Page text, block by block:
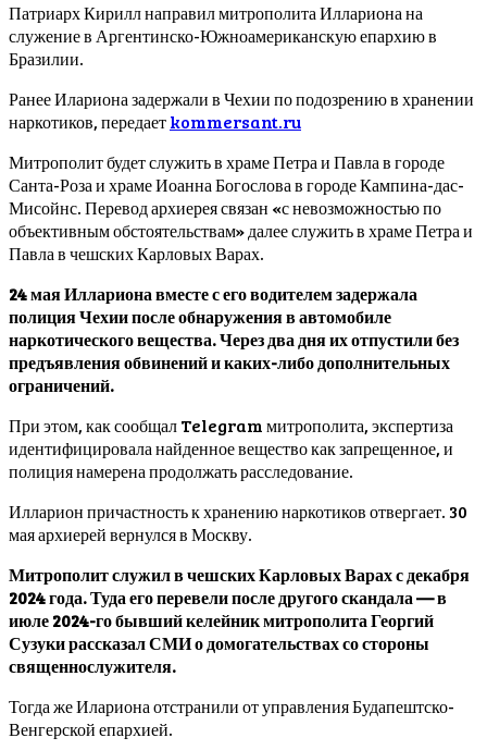
Патриарх Кирилл направил митрополита Иллариона на
служение в Аргентинско-Южноамериканскую епархию в
Бразилии.
Ранее Илариона задержали в Чехии по подозрению в хранении
наркотиков, передаетkommersant.ru
Митрополит будет служить в храме Петра и Павла в городе
Санта-Роза и храме Иоанна Богослова в городе Кампина-дас-
Мисойнс. Перевод архиерея связан «с невозможностью по
объективным обстоятельствам» далее служить в храме Петра и
Павла в чешских Карловых Варах.
24 мая Иллариона вместе с его водителем задержала
полиция Чехии после обнаружения в автомобиле
наркотического вещества. Через два дня их отпустили без
предъявления обвинений и каких-либо дополнительных
ограничений.
При этом, как сообщал Telegram митрополита, экспертиза
идентифицировала найденное вещество как запрещенное, и
полиция намерена продолжать расследование.
Илларион причастность к хранению наркотиков отвергает. 30
мая архиерей вернулся в Москву.
Митрополит служил в чешских Карловых Варах с декабря
2024 года. Туда его перевели после другого скандала — в
июле 2024-го бывший келейник митрополита Георгий
Сузуки рассказал СМИ о домогательствах со стороны
священнослужителя.
Тогда же Илариона отстранили от управления Будапештско-
Венгерской епархией.